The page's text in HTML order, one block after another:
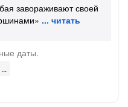
завораживают своей
даты.